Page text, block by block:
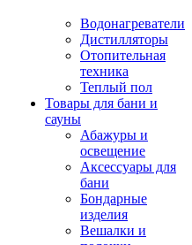
Водонагреватели
Дистилляторы
Отопительная
техника
Теплый пол
Товары для бани и
сауны
Абажуры и
освещение
Аксессуары для
бани
Бондарные
изделия
Вешалки и